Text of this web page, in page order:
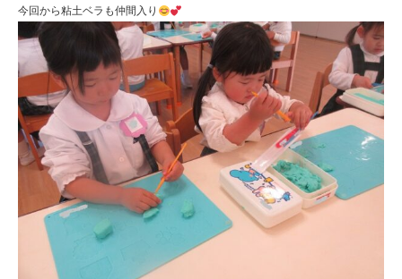
法
人
住
田
学
園
今回から粘土ベラも仲間入り